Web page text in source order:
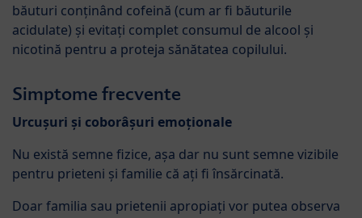
băuturi conținând cofeină (cum ar fi băuturile
acidulate) și evitați complet consumul de alcool și
nicotină pentru a proteja sănătatea copilului.
Simptome frecvente
Urcușuri și coborâșuri emoționale
Nu există semne fizice, așa dar nu sunt semne vizibile
pentru prieteni și familie că ați fi însărcinată.
Doar familia sau prietenii apropiați vor putea observa